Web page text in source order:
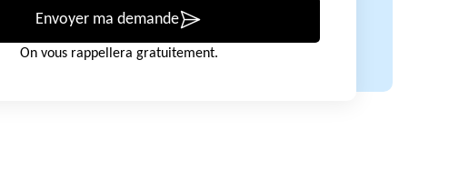
Envoyer ma demande
On vous rappellera gratuitement.